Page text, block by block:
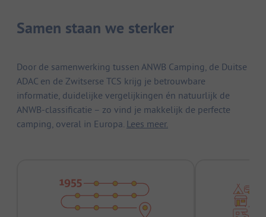
Samen staan we sterker
Door de samenwerking tussen ANWB Camping, de Duitse
ADAC en de Zwitserse TCS krijg je betrouwbare
informatie, duidelijke vergelijkingen én natuurlijk de
ANWB-classificatie – zo vind je makkelijk de perfecte
camping, overal in Europa. Lees meer.